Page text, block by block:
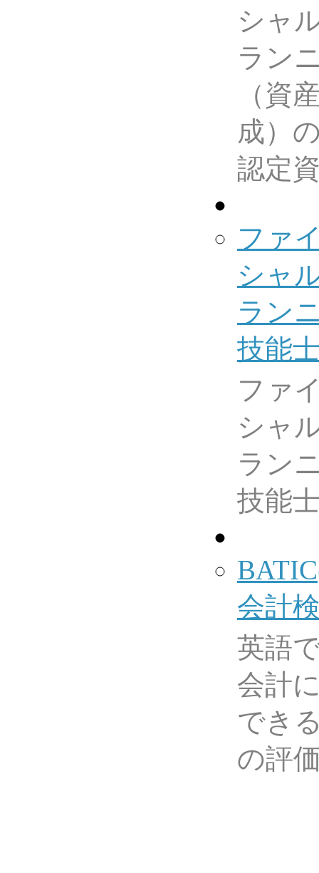
シャ
ラン
（資
成）
認定
ファ
シャ
ラン
技能
ファ
シャ
ラン
技能
会計
英語
会計
でき
の評